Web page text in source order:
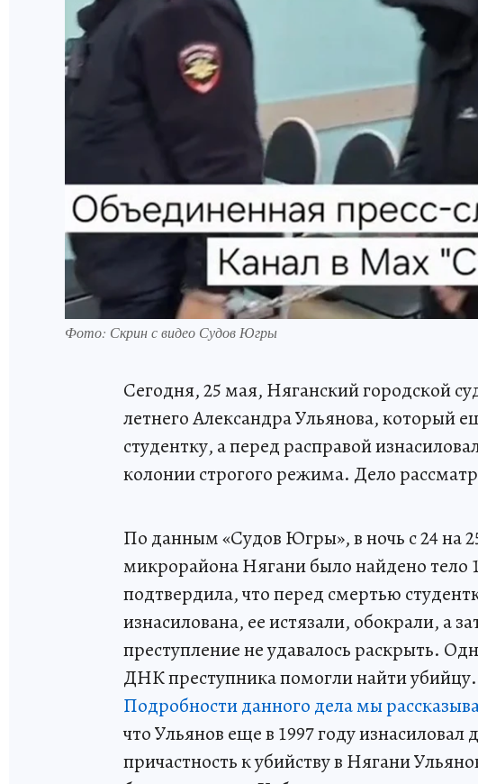
Фото: Скрин с видео Судов Югры
Сегодня, 25 мая, Няганский городской
летнего Александра Ульянова, который
студентку, а перед расправой
колонии строгого режима. Дело
По данным «Судов Югры», в ночь с 24 на
микрорайона Нягани было найдено тело
подтвердила, что перед смертью
изнасилована, ее истязали, обокрали, а
преступление не удавалось раскрыть.
ДНК преступника помогли найти
Подробности данного дела мы
что Ульянов еще в 1997 году
причастность к убийству в Нягани